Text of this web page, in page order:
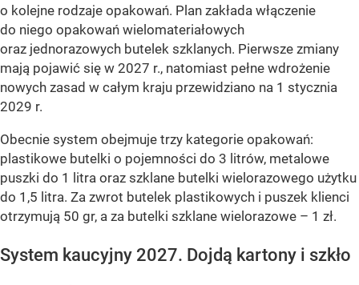
o kolejne rodzaje opakowań. Plan zakłada włączenie
do niego opakowań wielomateriałowych
oraz jednorazowych butelek szklanych. Pierwsze zmiany
mają pojawić się w 2027 r., natomiast pełne wdrożenie
nowych zasad w całym kraju przewidziano na 1 stycznia
2029 r.
Obecnie system obejmuje trzy kategorie opakowań:
plastikowe butelki o pojemności do 3 litrów, metalowe
puszki do 1 litra oraz szklane butelki wielorazowego użytku
do 1,5 litra. Za zwrot butelek plastikowych i puszek klienci
otrzymują 50 gr, a za butelki szklane wielorazowe – 1 zł.
System kaucyjny 2027. Dojdą kartony i szkło